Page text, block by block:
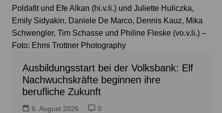
Poldafit und Efe Alkan (hi.v.li.) und Juliette Huliczka,
Emily Sidyakin, Daniele De Marco, Dennis Kauz, Mika
Schwengler, Tim Schasse und Philine Fleske (vo.v.li.) –
Foto: Ehmi Trottner Photography
Ausbildungsstart bei der Volksbank: Elf
Nachwuchskräfte beginnen ihre
berufliche Zukunft
6. August 2026 0